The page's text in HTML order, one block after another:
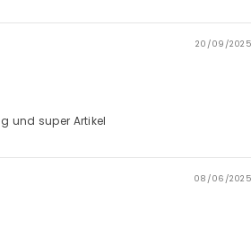
20/09/2025
und super Artikel
08/06/2025